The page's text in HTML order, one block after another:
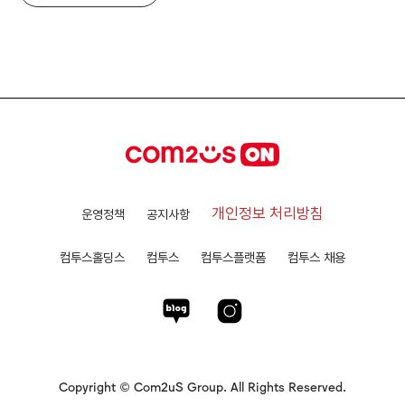
운영정책 공지사항 개인정보 처리방침
컴투스홀딩스 컴투스 컴투스플랫폼 컴투스 채용
Copyright © Com2uS Group. All Rights Reserved.